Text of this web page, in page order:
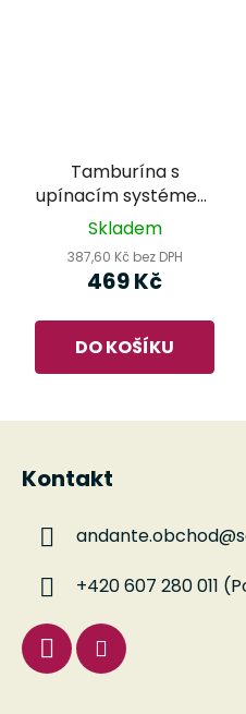
Tamburína s
upínacím systémem
Meinl CFT5-BK (Cajon
Foot Tambourine)
Skladem
387,60 Kč bez DPH
469 Kč
DO KOŠÍKU
Z
Kontakt
andante.obchod@
+420 607 280 011